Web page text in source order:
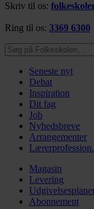
Skriv til os:
Ring til os: 3369 6300
Søg på Folkeskolen…
Seneste nyt
Debat
Inspiration
Dit fag
Job
Nyhedsbreve
Arrangementer
Magasin
Levering
Abonnement